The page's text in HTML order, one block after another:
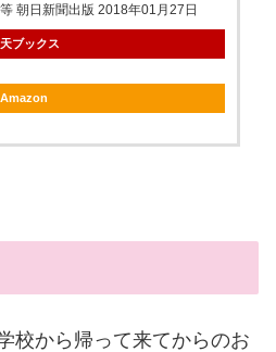
朝日新聞出版 2018年01月27日
ブックス
Amazon
校から帰って来てからのお